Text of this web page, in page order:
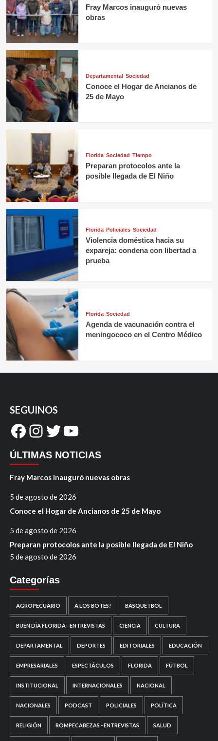
Fray Marcos inauguró nuevas
obras
Departamental Sociedad
Conoce el Hogar de Ancianos de
25 de Mayo
Florida Sociedad Tiempo
Preparan protocolos ante la
posible llegada de El Niño
Florida Policiales Sociedad
Violencia doméstica hacia su
expareja: condena con libertad a
prueba
Florida Sociedad
Agenda de vacunación contra el
meningococo en el Centro Médico
SEGUINOS
Facebook
Instagram
Twitter
YouTube
ÚLTIMAS NOTICIAS
Fray Marcos inauguró nuevas obras
5 de agosto de 2026
Conoce el Hogar de Ancianos de 25 de Mayo
5 de agosto de 2026
Preparan protocolos ante la posible llegada de El Niño
5 de agosto de 2026
Categorías
AGROPECUARIO A LOS BOTES! BASQUETBOL
BUEN DÍA FLORIDA - ENTREVISTAS CIENCIA CULTURA
DEPARTAMENTAL DEPORTES EDITORIALES EDUCACIÓN
EMPRESARIALES ESPECTÁCULOS FLORIDA FÚTBOL
INSTITUCIONAL INTERNACIONALES NACIONAL
NACIONALES PODCAST POLICIALES POLÍTICA
RELIGIÓN ROMPECABEZAS - ENTREVISTAS SALUD